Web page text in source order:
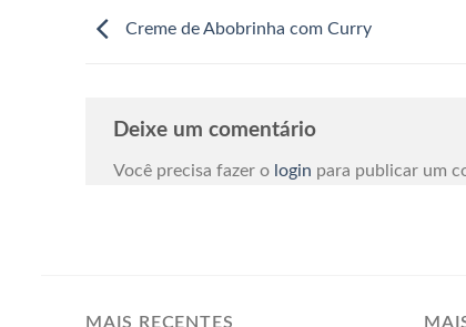
Creme de Abobrinha com Curry
Deixe um comentário
Você precisa fazer o login para publicar um
MAIS RECENTES